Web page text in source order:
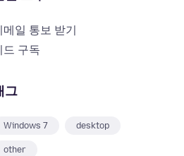
메일 통보 받기
드 구독
그
Windows 7 desktop
other